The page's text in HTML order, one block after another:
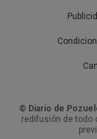
© Diario de
redifusión de todo